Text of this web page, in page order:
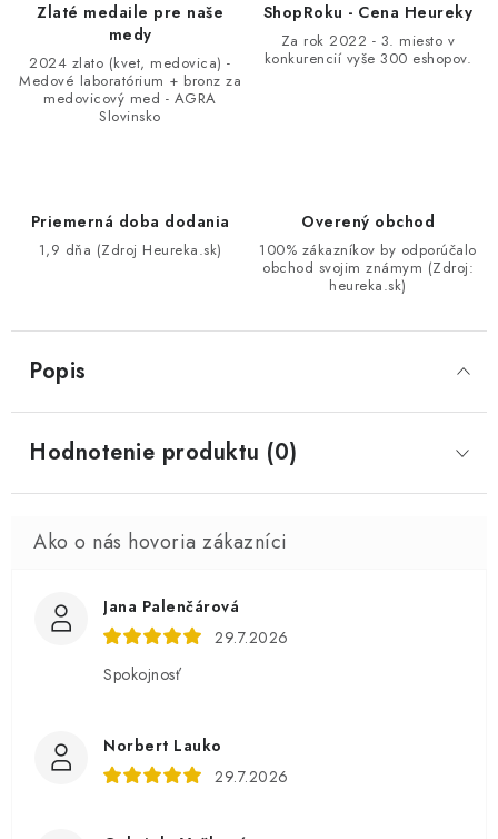
Zlaté medaile pre naše
medy
2024 zlato (kvet, medovica) -
Medové laboratórium + bronz za
medovicový med - AGRA
Slovinsko
ShopRoku - Cena Heureky
Za rok 2022 - 3. miesto v
konkurencií vyše 300 eshopov.
Priemerná doba dodania
1,9 dňa (Zdroj Heureka.sk)
Overený obchod
100% zákazníkov by odporúčalo
obchod svojim známym (Zdroj:
heureka.sk)
Popis
Hodnotenie produktu (0)
Jana Palenčárová
29.7.2026
Spokojnosť
Norbert Lauko
29.7.2026